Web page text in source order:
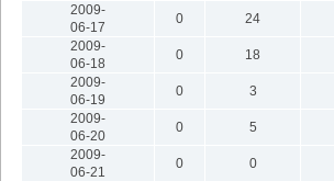
2009-
06-17
0 24
2009-
06-18
0 18
2009-
06-19
0 3
2009-
06-20
0 5
2009-
06-21
0 0